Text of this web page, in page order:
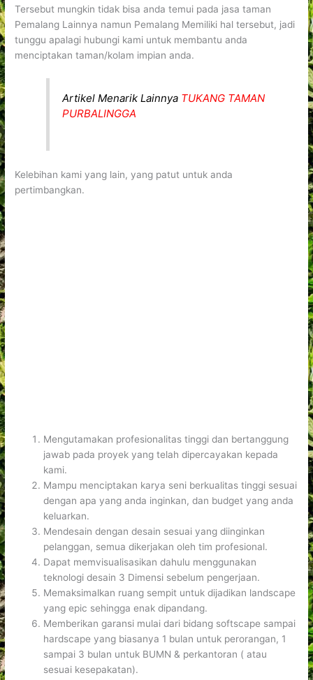
Tersebut mungkin tidak bisa anda temui pada jasa taman
Pemalang Lainnya namun Pemalang Memiliki hal tersebut, jadi
tunggu apalagi hubungi kami untuk membantu anda
menciptakan taman/kolam impian anda.
Artikel Menarik Lainnya TUKANG TAMAN
PURBALINGGA
Kelebihan kami yang lain, yang patut untuk anda
pertimbangkan.
Mengutamakan profesionalitas tinggi dan bertanggung
jawab pada proyek yang telah dipercayakan kepada
kami.
Mampu menciptakan karya seni berkualitas tinggi sesuai
dengan apa yang anda inginkan, dan budget yang anda
keluarkan.
Mendesain dengan desain sesuai yang diinginkan
pelanggan, semua dikerjakan oleh tim profesional.
Dapat memvisualisasikan dahulu menggunakan
teknologi desain 3 Dimensi sebelum pengerjaan.
Memaksimalkan ruang sempit untuk dijadikan landscape
yang epic sehingga enak dipandang.
Memberikan garansi mulai dari bidang softscape sampai
hardscape yang biasanya 1 bulan untuk perorangan, 1
sampai 3 bulan untuk BUMN & perkantoran ( atau
sesuai kesepakatan).